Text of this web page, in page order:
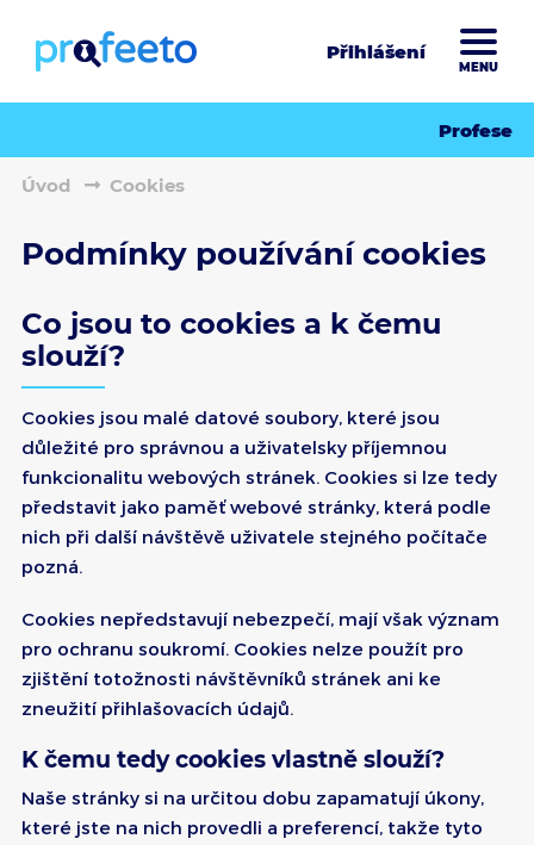
Přihlášení
MENU
Profese
Úvod Cookies
Podmínky používání cookies
Co jsou to cookies a k čemu
slouží?
Cookies jsou malé datové soubory, které jsou
důležité pro správnou a uživatelsky příjemnou
funkcionalitu webových stránek. Cookies si lze tedy
představit jako paměť webové stránky, která podle
nich při další návštěvě uživatele stejného počítače
pozná.
Cookies nepředstavují nebezpečí, mají však význam
pro ochranu soukromí. Cookies nelze použít pro
zjištění totožnosti návštěvníků stránek ani ke
zneužití přihlašovacích údajů.
K čemu tedy cookies vlastně slouží?
Naše stránky si na určitou dobu zapamatují úkony,
které jste na nich provedli a preferencí, takže tyto